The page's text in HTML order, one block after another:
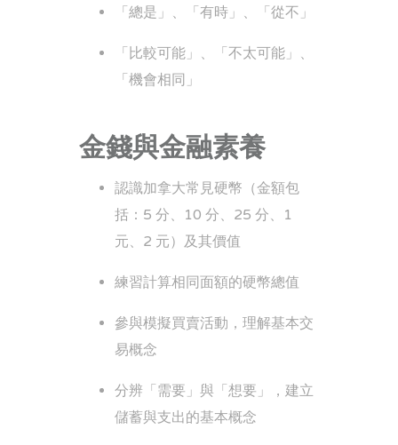
「總是」、「有時」、「從不」
「比較可能」、「不太可能」、
「機會相同」
金錢與金融素養
認識加拿大常見硬幣（金額包
括：5 分、10 分、25 分、1
元、2 元）及其價值
練習計算相同面額的硬幣總值
參與模擬買賣活動，理解基本交
易概念
分辨「需要」與「想要」，建立
儲蓄與支出的基本概念